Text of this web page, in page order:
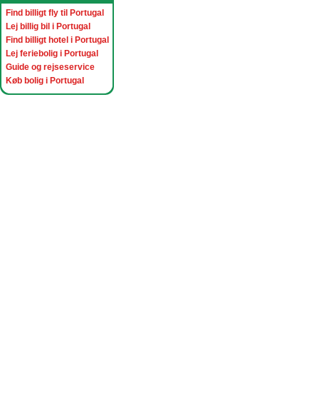
Find billigt fly til Portugal
Lej billig bil i Portugal
Find billigt hotel i Portugal
Lej feriebolig i Portugal
Guide og rejseservice
Køb bolig i Portugal